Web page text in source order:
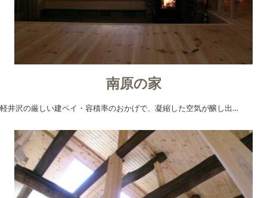
南原の家
軽井沢の厳しい建ペイ・容積率のおかげで、凝縮した空気が醸し出…